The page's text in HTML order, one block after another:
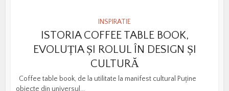
INSPIRATIE
ISTORIA COFFEE TABLE BOOK,
EVOLUȚIA ȘI ROLUL ÎN DESIGN ȘI
CULTURĂ
Coffee table book, de la utilitate la manifest cultural Puține
obiecte din universul...